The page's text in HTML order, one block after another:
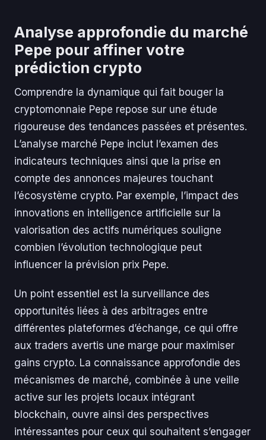
Analyse approfondie du marché
Pepe pour affiner votre
prédiction crypto
Comprendre la dynamique qui fait bouger la
cryptomonnaie Pepe repose sur une étude
rigoureuse des tendances passées et présentes.
L’analyse marché Pepe inclut l’examen des
indicateurs techniques ainsi que la prise en
compte des annonces majeures touchant
l’écosystème crypto. Par exemple, l’impact des
innovations en intelligence artificielle sur la
valorisation des actifs numériques souligne
combien l’évolution technologique peut
influencer la prévision prix Pepe.
Un point essentiel est la surveillance des
opportunités liées à des arbitrages entre
différentes plateformes d’échange, ce qui offre
aux traders avertis une marge pour maximiser
gains crypto. La connaissance approfondie des
mécanismes de marché, combinée à une veille
active sur les projets locaux intégrant
blockchain, ouvre ainsi des perspectives
intéressantes pour ceux qui souhaitent s’engager